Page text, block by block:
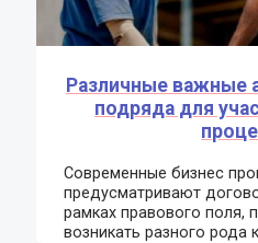
Различные важные
подряда для
Современные бизнес
предусматривают
рамках правового поля,
возникать разного рода